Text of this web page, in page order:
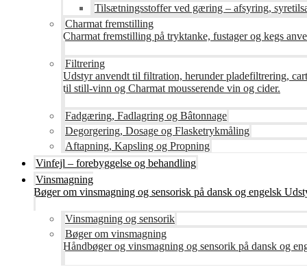
Tilsætningsstoffer ved gæring – afsyring,
Charmat fremstilling
Charmat fremstilling på tryktanke, fustager og kegs
Filtrering
Udstyr anvendt til filtration, herunder pladefiltrering,
til still-vinn og Charmat mousserende vin og cider.
Fadgæring, Fadlagring og Bâtonnage
Degorgering, Dosage og Flasketrykmåling
Aftapning, Kapsling og Propning
Vinfejl – forebyggelse og behandling
Vinsmagning
Bøger om vinsmagning og sensorisk på dansk og engelsk
Vinsmagning og sensorik
Bøger om vinsmagning
Håndbøger og vinsmagning og sensorik på dansk og